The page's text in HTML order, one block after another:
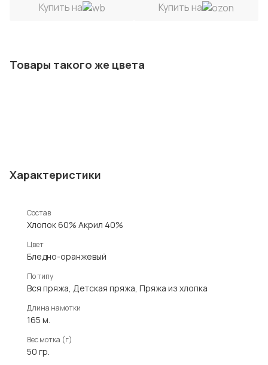
Купить на Купить на
Товары такого же цвета
Характеристики
Состав
Хлопок 60% Акрил 40%
Цвет
Бледно-оранжевый
По типу
Вся пряжа, Детская пряжа, Пряжа из хлопка
Длина намотки
165 м.
Вес мотка (г)
50 гр.